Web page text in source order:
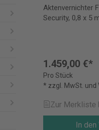
Aktenvernichter
Security, 0,8 x 5
1.459,00 €*
Pro Stück
* zzgl. MwSt. und
Zur Merkliste
In den